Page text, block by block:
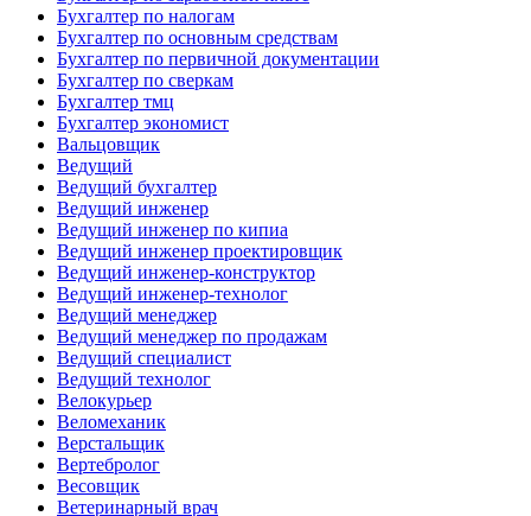
Бухгалтер по налогам
Бухгалтер по основным средствам
Бухгалтер по первичной документации
Бухгалтер по сверкам
Бухгалтер тмц
Бухгалтер экономист
Вальцовщик
Ведущий
Ведущий бухгалтер
Ведущий инженер
Ведущий инженер по кипиа
Ведущий инженер проектировщик
Ведущий инженер-конструктор
Ведущий инженер-технолог
Ведущий менеджер
Ведущий менеджер по продажам
Ведущий специалист
Ведущий технолог
Велокурьер
Веломеханик
Верстальщик
Вертебролог
Весовщик
Ветеринарный врач